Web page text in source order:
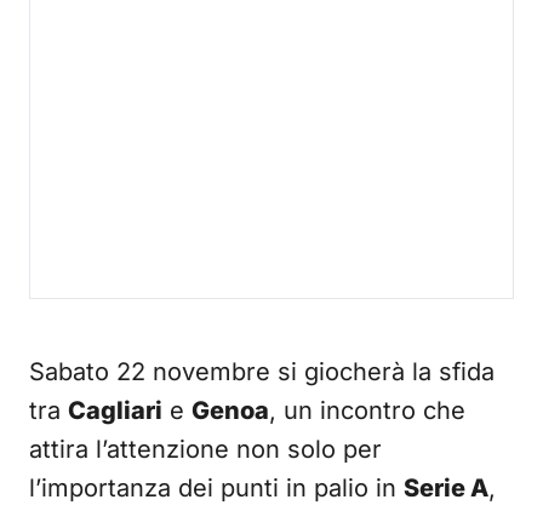
Sabato 22 novembre si giocherà la sfida
tra Cagliari e Genoa, un incontro che
attira l’attenzione non solo per
l’importanza dei punti in palio in Serie A,